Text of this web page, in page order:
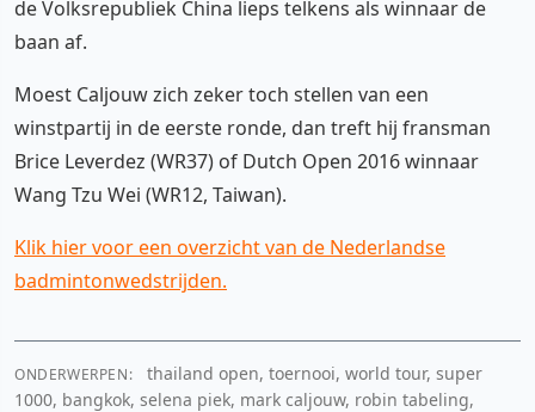
de Volksrepubliek China lieps telkens als winnaar de
baan af.
Moest Caljouw zich zeker toch stellen van een
winstpartij in de eerste ronde, dan treft hij fransman
Brice Leverdez (WR37) of Dutch Open 2016 winnaar
Wang Tzu Wei (WR12, Taiwan).
Klik hier voor een overzicht van de Nederlandse
badmintonwedstrijden.
ONDERWERPEN:
thailand open, toernooi, world tour, super
1000, bangkok, selena piek, mark caljouw, robin tabeling,